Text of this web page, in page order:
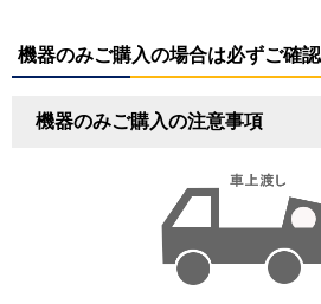
機器のみご購入の場合は必ずご確
機器のみご購入の注意事項